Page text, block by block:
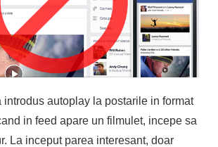
introdus autoplay la postarile in format
in feed apare un filmulet, incepe sa
La inceput parea interesant, doar